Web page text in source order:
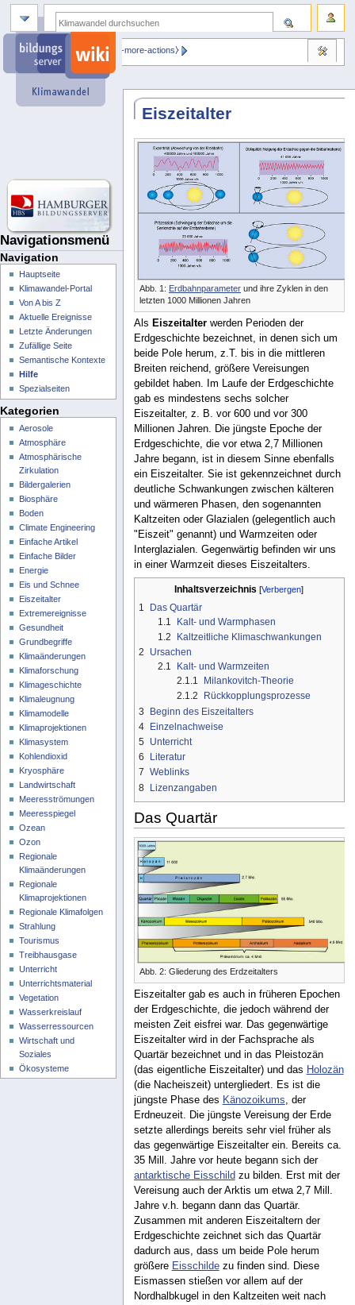
Eiszeitalter
Abb. 1: Erdbahnparameterund ihre Zyklen in den
letzten 1000 Millionen Jahren
Als Eiszeitalterwerden Perioden der
Erdgeschichte bezeichnet, in denen sich um
beide Pole herum, z.T. bis in die mittleren
Breiten reichend, größere Vereisungen
gebildet haben. Im Laufe der Erdgeschichte
gab es mindestens sechs solcher
Eiszeitalter, z. B. vor 600 und vor 300
Millionen Jahren. Die jüngste Epoche der
Erdgeschichte, die vor etwa 2,7 Millionen
Jahre begann, ist in diesem Sinne ebenfalls
ein Eiszeitalter. Sie ist gekennzeichnet durch
deutliche Schwankungen zwischen kälteren
und wärmeren Phasen, den sogenannten
Kaltzeiten oder Glazialen (gelegentlich auch
"Eiszeit" genannt) und Warmzeiten oder
Interglazialen. Gegenwärtig befinden wir uns
in einer Warmzeit dieses Eiszeitalters.
Inhaltsverzeichnis
1
Das Quartär
1.1
Kalt- und Warmphasen
1.2
Kaltzeitliche Klimaschwankungen
2
Ursachen
2.1
Kalt- und Warmzeiten
2.1.1
Milankovitch-Theorie
2.1.2
Rückkopplungsprozesse
3
Beginn des Eiszeitalters
4 Einzelnachweise
5 Unterricht
6
Literatur
7 Weblinks
8 Lizenzangaben
Das Quartär
Abb. 2: Gliederung des Erdzeitalters
Eiszeitalter gab es auch in früheren Epochen
der Erdgeschichte, die jedoch während der
meisten Zeit eisfrei war. Das gegenwärtige
Eiszeitalter wird in der Fachsprache als
Quartär bezeichnet und in das Pleistozän
(das eigentliche Eiszeitalter) und das Holozän
(die Nacheiszeit) untergliedert. Es ist die
jüngste Phase des Känozoikums, der
Erdneuzeit. Die jüngste Vereisung der Erde
setzte allerdings bereits sehr viel früher als
das gegenwärtige Eiszeitalter ein. Bereits ca.
35 Mill. Jahre vor heute begann sich der
antarktische Eisschild zu bilden. Erst mit der
Vereisung auch der Arktis um etwa 2,7 Mill.
Jahre v.h. begann dann das Quartär.
Zusammen mit anderen Eiszeitaltern der
Erdgeschichte zeichnet sich das Quartär
dadurch aus, dass um beide Pole herum
größere Eisschildezu finden sind. Diese
Eismassen stießen vor allem auf der
Nordhalbkugel in den Kaltzeiten weit nach
Navigationsmenü
⧼dbsskin-more-actions⧽
Navigation
Hauptseite
Klimawandel-Portal
Von A bis Z
Aktuelle Ereignisse
Letzte Änderungen
Zufällige Seite
Semantische Kontexte
Hilfe
Spezialseiten
Kategorien
Aerosole
Atmosphäre
Atmosphärische
Zirkulation
Bildergalerien
Biosphäre
Boden
Climate Engineering
Einfache Artikel
Einfache Bilder
Energie
Eis und Schnee
Eiszeitalter
Extremereignisse
Gesundheit
Grundbegriffe
Klimaänderungen
Klimaforschung
Klimageschichte
Klimaleugnung
Klimamodelle
Klimaprojektionen
Klimasystem
Kohlendioxid
Kryosphäre
Landwirtschaft
Meeresströmungen
Meeresspiegel
Ozean
Ozon
Regionale
Klimaänderungen
Regionale
Klimaprojektionen
Regionale Klimafolgen
Strahlung
Tourismus
Treibhausgase
Unterricht
Unterrichtsmaterial
Vegetation
Wasserkreislauf
Wasserressourcen
Wirtschaft und
Soziales
Ökosysteme